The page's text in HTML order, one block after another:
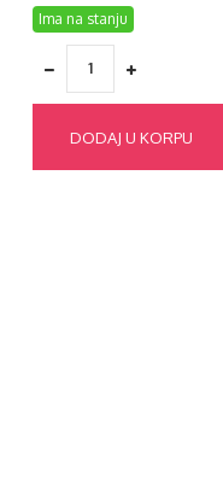
Ima na stanju
DODAJ U KORPU